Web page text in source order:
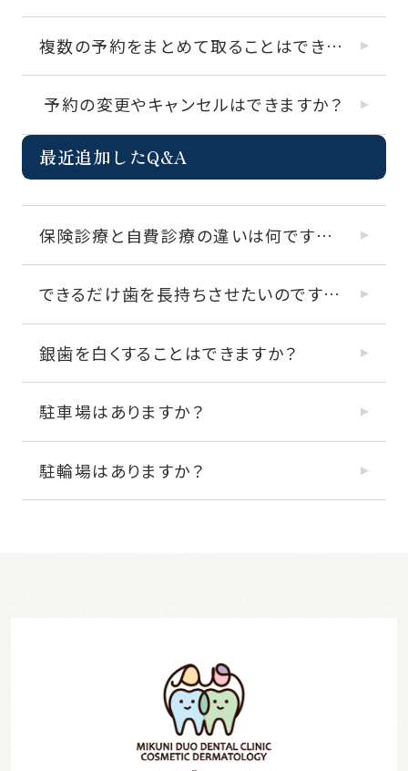
複数の予約をまとめて取ることはできますか？
予約の変更やキャンセルはできますか？
最近追加したQ&A
保険診療と自費診療の違いは何ですか？
できるだけ歯を長持ちさせたいのですが、どんな治療がありますか？
銀歯を白くすることはできますか？
駐車場はありますか？
駐輪場はありますか？